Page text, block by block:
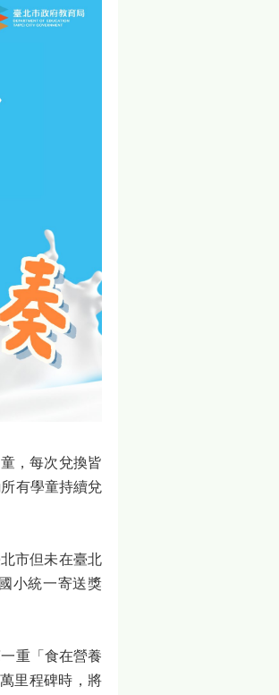
，每次兌換皆
有學童持續兌
市但未在臺北
小統一寄送獎
重「食在營養
里程碑時，將